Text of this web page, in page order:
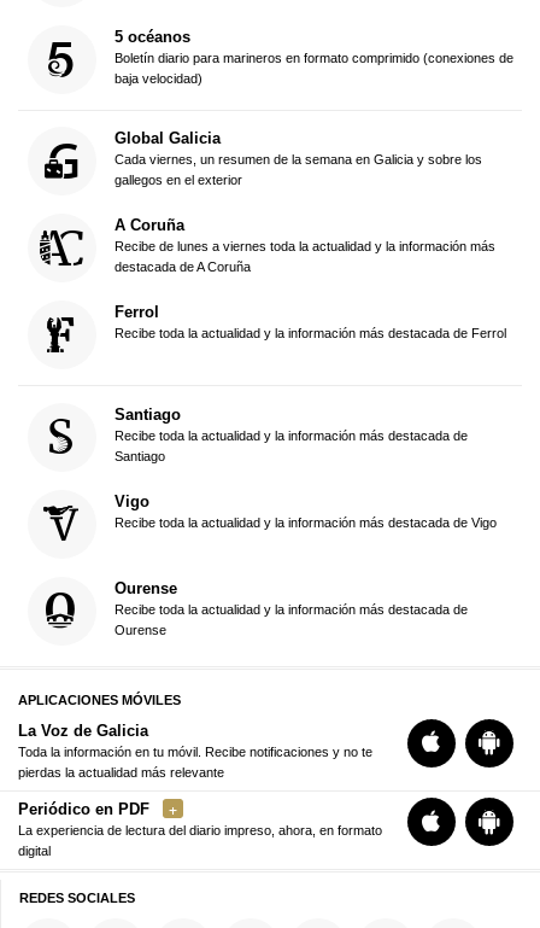
5 océanos
Boletín diario para marineros en formato comprimido (conexiones de
baja velocidad)
Global Galicia
Cada viernes, un resumen de la semana en Galicia y sobre los
gallegos en el exterior
A Coruña
Recibe de lunes a viernes toda la actualidad y la información más
destacada de A Coruña
Ferrol
Recibe toda la actualidad y la información más destacada de Ferrol
Santiago
Recibe toda la actualidad y la información más destacada de
Santiago
Vigo
Recibe toda la actualidad y la información más destacada de Vigo
Ourense
Recibe toda la actualidad y la información más destacada de
Ourense
APLICACIONES MÓVILES
La Voz de Galicia
Toda la información en tu móvil. Recibe notificaciones y no te
pierdas la actualidad más relevante
Periódico en PDF
La experiencia de lectura del diario impreso, ahora, en formato
digital
REDES SOCIALES